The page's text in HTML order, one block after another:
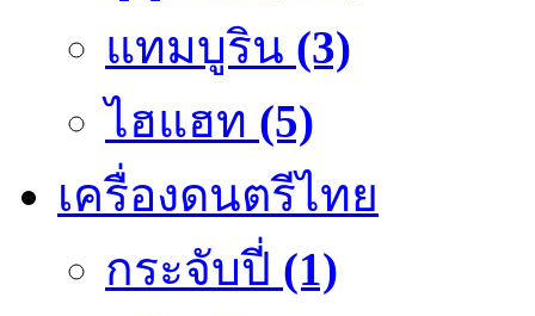
แทมบูริน (3)
ไฮแฮท (5)
เครื่องดนตรีไทย
กระจับปี่ (1)